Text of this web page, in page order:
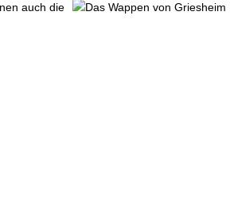
auch die